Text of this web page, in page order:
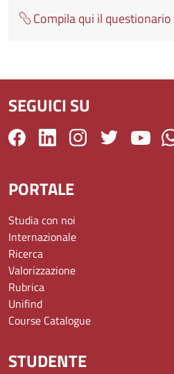
Compila qui il questionario
SEGUICI SU
PORTALE
Studia con noi
Internazionale
Ricerca
Valorizzazione
Rubrica
Unifind
Course Catalogue
STUDENTE